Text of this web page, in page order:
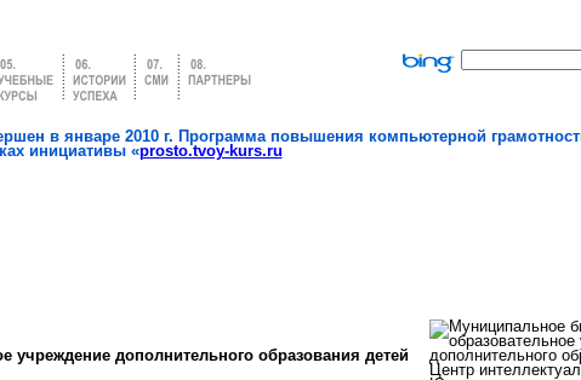
в январе 2010 г. Программа повышения компьютерной
инициативы «prosto.tvoy-kurs.ru
учреждение дополнительного образования детей